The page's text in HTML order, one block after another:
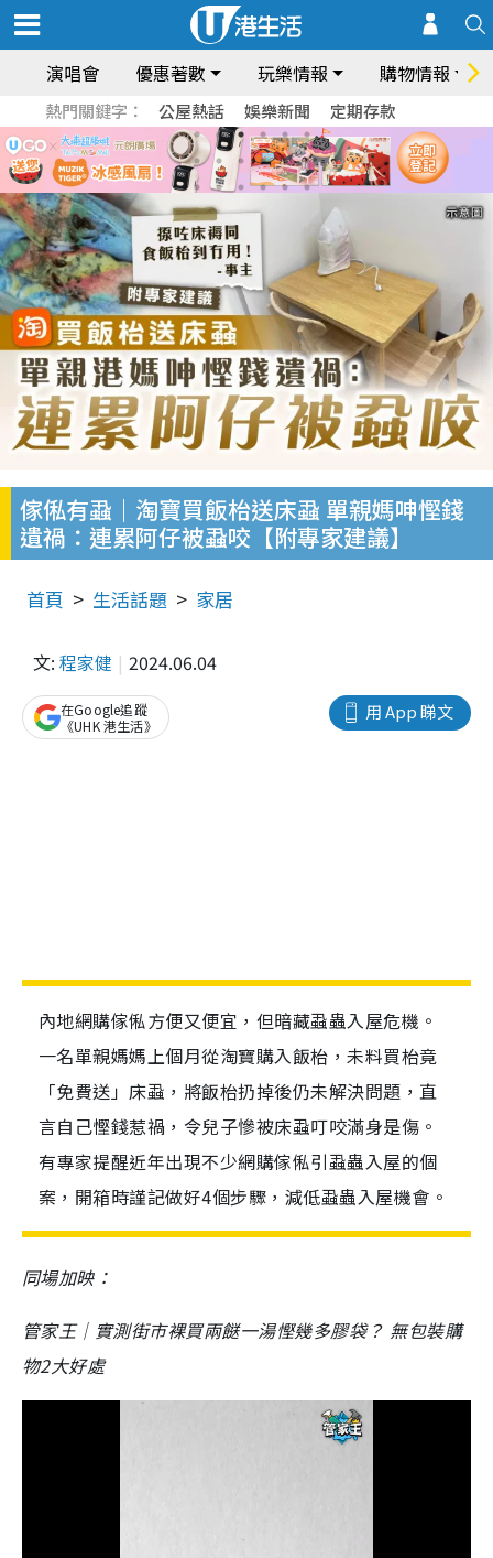
演唱會 優惠著數 玩樂情報 購物情報
熱門關鍵字： 公屋熱話 娛樂新聞 定期存款
傢俬有蝨｜淘寶買飯枱送床蝨 單親媽呻慳錢
遺禍：連累阿仔被蝨咬【附專家建議】
首頁 生活話題 家居
文: 程家健 2024.06.04
用 App 睇文
在Google追蹤
《UHK 港生活》
內地網購傢俬方便又便宜，但暗藏蝨蟲入屋危機。
一名單親媽媽上個月從淘寶購入飯枱，未料買枱竟
「免費送」床蝨，將飯枱扔掉後仍未解決問題，直
言自己慳錢惹禍，令兒子慘被床蝨叮咬滿身是傷。
有專家提醒近年出現不少網購傢俬引蝨蟲入屋的個
案，開箱時謹記做好4個步驟，減低蝨蟲入屋機會。
同場加映：
管家王｜實測街市裸買兩餸一湯慳幾多膠袋？ 無包裝購
物2大好處